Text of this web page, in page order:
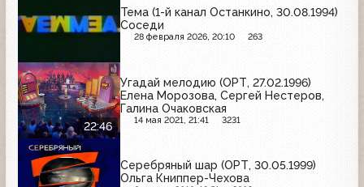
Тема (1-й канал Останкино, 30.08.1994)
Соседи
28 февраля 2026, 20:10 263
22:46
Угадай мелодию (ОРТ, 27.02.1996)
Елена Морозова, Сергей Нестеров,
Галина Очаковская
14 мая 2021, 21:41 3231
Серебряный шар (ОРТ, 30.05.1999)
Ольга Книппер-Чехова